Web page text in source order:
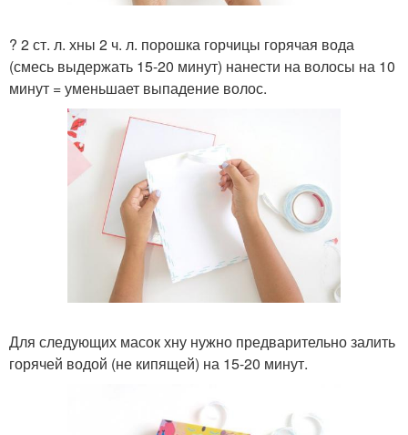
? 2 ст. л. хны 2 ч. л. порошка горчицы горячая вода
(смесь выдержать 15-20 минут) нанести на волосы на 10
минут = уменьшает выпадение волос.
Для следующих масок хну нужно предварительно залить
горячей водой (не кипящей) на 15-20 минут.